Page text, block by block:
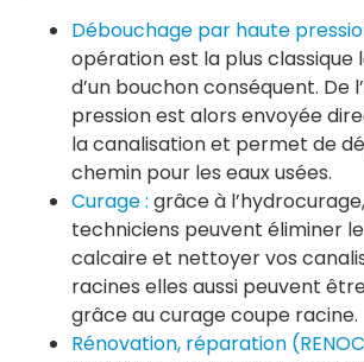
Débouchage par haute
opération est la plus classique
d’un bouchon conséquent. De
pression est alors envoyée
la canalisation et permet de
chemin pour les eaux usées.
Curage : grâce à
techniciens peuvent éliminer
calcaire et nettoyer vos
racines elles aussi peuvent
grâce au curage coupe racine.
Rénovation, réparation